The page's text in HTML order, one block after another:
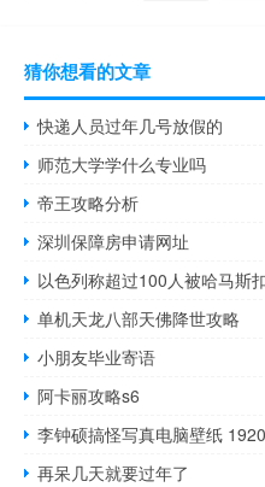
猜你想看的文章
快递人员过年几号放假的
师范大学学什么专业吗
帝王攻略分析
深圳保障房申请网址
以色列称超过100人被哈马斯
单机天龙八部天佛降世攻略
小朋友毕业寄语
阿卡丽攻略s6
再呆几天就要过年了